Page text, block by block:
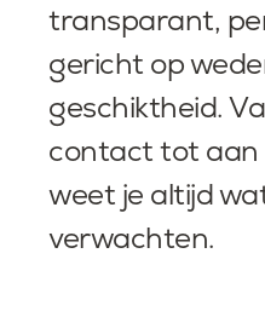
transparant,
gericht op
geschiktheid.
contact tot
weet je altijd
verwachten.